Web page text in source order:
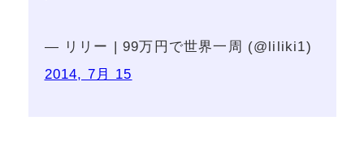
— リリー | 99万円で世界一周 (@liliki1)
2014, 7月 15